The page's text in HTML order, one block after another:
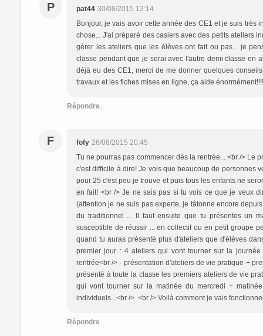
P pat44 30/08/2015 12:14
Bonjour, je vais avoir cette année des CE1 et je suis
chose... J'ai préparé des casiers avec des petits ateliers
gérer les ateliers que les élèves ont fait ou pas... je
classe pendant que je serai avec l'autre demi classe en
déjà eu des CE1, merci de me donner quelques
travaux et les fiches mises en ligne, ça aide énormément!!!!
Répondre
F fofy 26/08/2015 20:45
Tu ne pourras pas commencer dès la rentrée... <br /> Le
c'est difficile à dire! Je vois que beaucoup de personnes
pour 25 c'est peu je trouve et puis tous les enfants ne
en fait! <br /> Je ne sais pas si tu vois ce que je veux
(attention je ne suis pas experte, je tâtonne encore
du traditionnel ... Il faut ensuite que tu présentes un
susceptible de réussir ... en collectif ou en petit groupe
quand tu auras présenté plus d'ateliers que d'élèves
premier jour : 4 ateliers qui vont tourner sur la
rentrée<br /> - présentation d'ateliers de vie pratique +
présenté à toute la classe les premiers ateliers de vie
qui vont tourner sur la matinée du mercredi +
individuels...<br /> <br /> Voilà comment je vais
Répondre